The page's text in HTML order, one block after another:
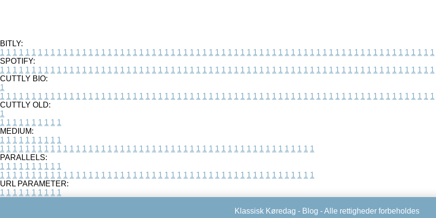
BITLY:
1 1 1 1 1 1 1 1 1 1 1 1 1 1 1 1 1 1 1 1 1 1 1 1 1 1 1 1 1 1 1 1 1 1 1 1 1 1 1 1 1 1 1 1 1 1 1 1 1 1 1 1 1 1 1 1 1 1 1 1 1 1 1 1 1 1 1 1 1
SPOTIFY:
1 1 1 1 1 1 1 1 1 1 1 1 1 1 1 1 1 1 1 1 1 1 1 1 1 1 1 1 1 1 1 1 1 1 1 1 1 1 1 1 1 1 1 1 1 1 1 1 1 1 1 1 1 1 1 1 1 1 1 1 1 1 1 1 1 1 1 1 1
CUTTLY BIO:
1
1 1 1 1 1 1 1 1 1 1 1 1 1 1 1 1 1 1 1 1 1 1 1 1 1 1 1 1 1 1 1 1 1 1 1 1 1 1 1 1 1 1 1 1 1 1 1 1 1 1 1 1 1 1 1 1 1 1 1 1 1 1 1 1 1 1 1 1 1
CUTTLY OLD:
1
1 1 1 1 1 1 1 1 1 1
MEDIUM:
1 1 1 1 1 1 1 1 1 1
1 1 1 1 1 1 1 1 1 1 1 1 1 1 1 1 1 1 1 1 1 1 1 1 1 1 1 1 1 1 1 1 1 1 1 1 1 1 1 1 1 1 1 1 1 1 1 1 1 1
PARALLELS:
1 1 1 1 1 1 1 1 1 1
1 1 1 1 1 1 1 1 1 1 1 1 1 1 1 1 1 1 1 1 1 1 1 1 1 1 1 1 1 1 1 1 1 1 1 1 1 1 1 1 1 1 1 1 1 1 1 1 1 1
URL PARAMETER:
1 1 1 1 1 1 1 1 1 1
Klassisk Køredag - Blog - Alle rettigheder forbeholdes